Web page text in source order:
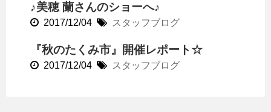
♪美穂 蘭さんのショーへ♪
2017/12/04 スタッフブログ
『秋のたくみ市』開催レポート☆
2017/12/04 スタッフブログ